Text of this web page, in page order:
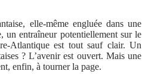
elle-même engluée dans une
un entraîneur potentiellement sur le
Atlantique est tout sauf clair. Un
? L’avenir est ouvert. Mais une
enfin, à tourner la page.